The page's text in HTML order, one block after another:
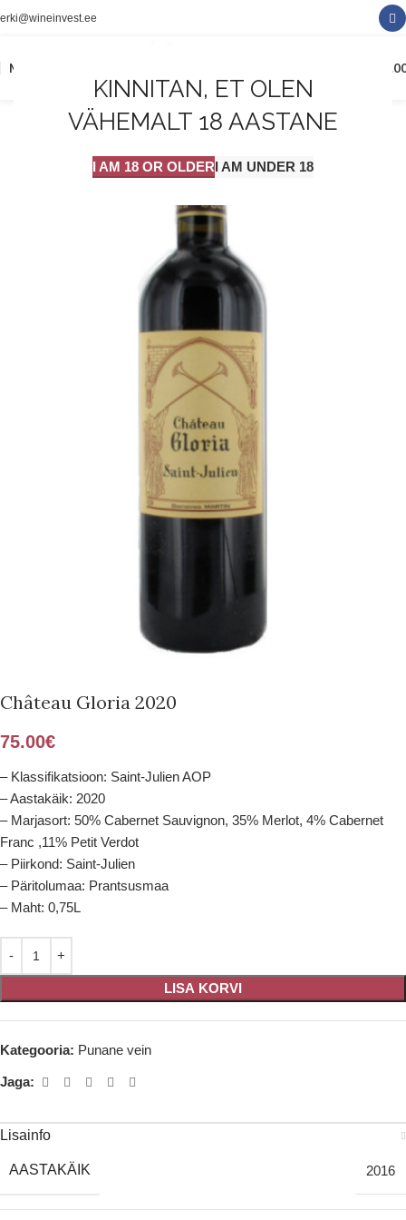
KINNITAN, ET OLEN
VÄHEMALT 18 AASTANE
I AM 18 OR OLDERI AM UNDER 18
erki@wineinvest.ee
MENÜÜ
Château Gloria 2020
75.00€
– Klassifikatsioon: Saint-Julien AOP
– Aastakäik: 2020
– Marjasort: 50% Cabernet Sauvignon, 35% Merlot, 4% Cabernet
Franc ,11% Petit Verdot
– Piirkond: Saint-Julien
– Päritolumaa: Prantsusmaa
– Maht: 0,75L
LISA KORVI
Kategooria: Punane vein
Jaga:
Lisainfo
AASTAKÄIK 2016